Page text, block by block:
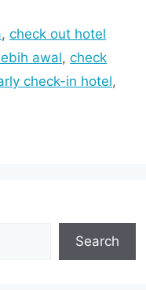
,check out hotel
awal, check
check-in hotel,
Search